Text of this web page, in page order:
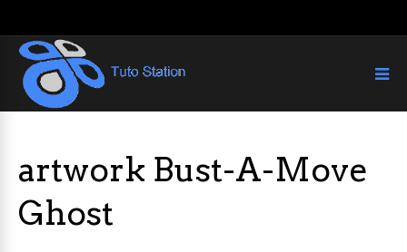
artwork Bust-A-Move
Ghost